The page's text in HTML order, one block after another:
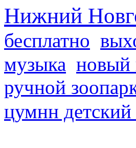
Нижний
бесплатно
музыка новый
ручной
цумнн детский